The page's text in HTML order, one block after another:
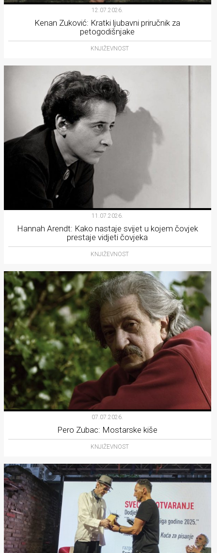
12.07.2026.
Kenan Zuković: Kratki ljubavni priručnik za
petogodišnjake
KNJIŽEVNOST
11.07.2026.
Hannah Arendt: Kako nastaje svijet u kojem čovjek
prestaje vidjeti čovjeka
KNJIŽEVNOST
07.07.2026.
Pero Zubac: Mostarske kiše
KNJIŽEVNOST